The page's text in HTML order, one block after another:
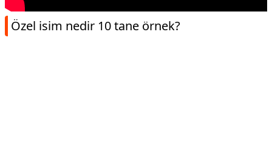
Özel isim nedir 10 tane örnek?